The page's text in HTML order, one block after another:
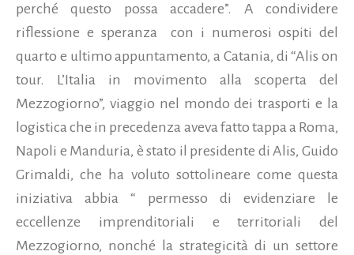
perché questo possa accadere”. A condividere
riflessione e speranza con i numerosi ospiti del
quarto e ultimo appuntamento, a Catania, di “Alis on
tour. L’Italia in movimento alla scoperta del
Mezzogiorno”, viaggio nel mondo dei trasporti e la
logistica che in precedenza aveva fatto tappa a Roma,
Napoli e Manduria, è stato il presidente di Alis, Guido
Grimaldi,che ha voluto sottolineare come questa
iniziativa abbia “ permesso di evidenziare le
eccellenze imprenditoriali e territoriali del
Mezzogiorno, nonché la strategicità di un settore